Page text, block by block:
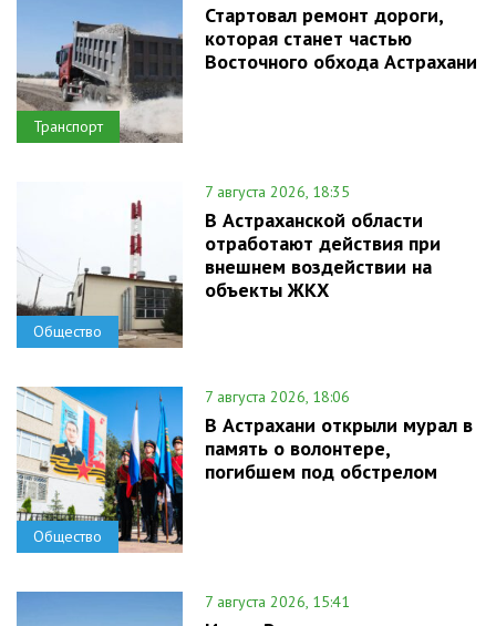
Транспорт
Стартовал ремонт дороги,
которая станет частью
Восточного обхода Астрахани
Общество
7 августа 2026, 18:35
В Астраханской области
отработают действия при
внешнем воздействии на
объекты ЖКХ
Общество
7 августа 2026, 18:06
В Астрахани открыли мурал в
память о волонтере,
погибшем под обстрелом
7 августа 2026, 15:41